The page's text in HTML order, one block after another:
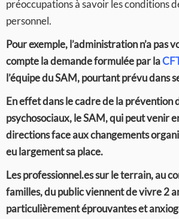
préoccupations à savoir les conditions
personnel.
Pour exemple, l’administration n’a pas
compte la demande formulée par la
l’équipe du SAM, pourtant prévu dans
En effet dans le cadre de la prévention
psychosociaux, le SAM, qui peut venir
directions face aux changements
eu largement sa place.
Les professionnel.es sur le terrain, au
familles, du public viennent de vivre 2
particulièrement éprouvantes et